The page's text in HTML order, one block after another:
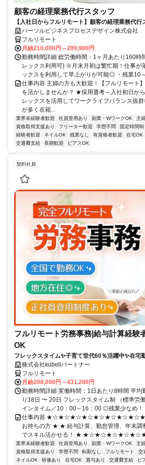
顧客の経理業務代行スタッフ
【入社日からフルリモート】顧客の経理業務代行
パーソルビジネスプロセスデザイン株式会社
フルリモート
月給210,000円～289,900円
勤務時間詳細 総労働時間：1ヶ月あたり160時
レックス利用可) ※月末月初は繁忙期！仕事が
ックスを利用して早上がりが可能◎ ・残業10
仕事内容 主婦の方も大歓迎！【フルリモート
を活かしませんか？ ★採用選考～入社初日か
レックスを活用してワークライフバランス抜
が多く在籍...
業界未経験者歓迎 社員登用あり 副業・WワークOK
主
資格取得支援あり
フリーター歓迎 学歴不問 固定時間制
経験者歓迎
ネイルOK 残業なし 有資格者歓迎 在宅OK
交通費支給
長期歓迎 ピアスOK
契約社員
フルリモート労務事務|給与計算経験
OK
フレックスタイム✨子育て世代60％活躍中✨在宅
株式会社kubellパートナー
フルリモート
月給208,000円～431,200円
勤務時間詳細 実働時間：1日あたり8時間 平均
り18日 〜 20日 フレックスタイム制 （標準労
インタイム／10：00～16：00 ◎残業少なめ！
仕事内容 ★☆★☆★☆★☆★☆★☆★☆★☆★☆ ☆
お持ちの方 ★ ★ 給与計算、勤怠管理、年末
でスキル活かせる！ ★
業界未経験者歓迎 社員登用あり 副業・WワークOK
主
資格取得支援あり
学歴不問 転勤なし フルリモート 交
ネイルOK
研修あり 在宅OK 賞与あり 交通費支給 ピ